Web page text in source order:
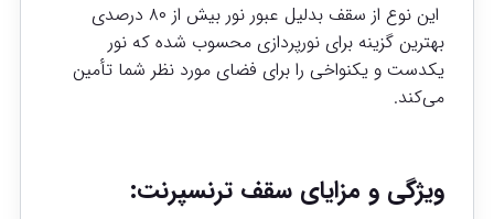
این نوع از سقف بدلیل عبور نور بیش از ۸۰ درصدی
بهترین گزینه برای نورپردازی محسوب شده که نور
یکدست و یکنواخی را برای فضای مورد نظر شما تأمین
می‌کند.
ویژگی و مزایای سقف ترنسپرنت: